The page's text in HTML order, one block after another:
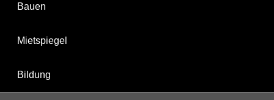
Bauen
Mietspiegel
Bildung